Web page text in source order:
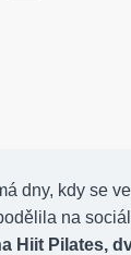
dny, kdy se
na
Hiit Pilates,